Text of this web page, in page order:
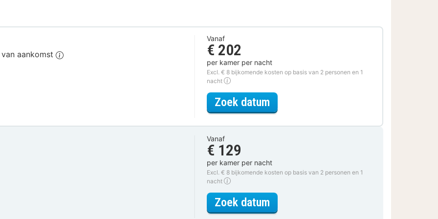
aankomst
Vanaf
€ 202
per kamer per nacht
Excl. € 8 bijkomende kosten op basis van 2 personen en 1
nacht
Zoek datum
Vanaf
€ 129
per kamer per nacht
Excl. € 8 bijkomende kosten op basis van 2 personen en 1
nacht
Zoek datum